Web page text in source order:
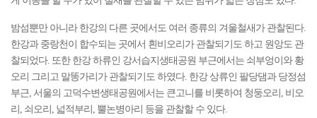
밤섬뿐만 아니라 한강의 다른 곳에서도 여러 종류의 겨울철새가 관찰된다.
한강과 중랑천이 합수되는 곳에서 흰비오리가 관찰되기도 하고 원앙도 관
찰되었다. 또한 한강 하류인 강서습지생태공원 부근에서는 쇠부엉이와 황
오리 그리고 말똥가리가 관찰되기도 하였다. 한강 상류인 팔당댐과 당정섬
부근, 서울의 고덕수변생태공원에서는 큰고니를 비롯하여 청둥오리, 비오
리, 쇠오리, 넓적부리, 뿔논병아리 등을 관찰할 수 있다.